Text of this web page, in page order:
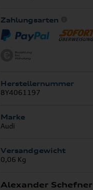
Zahlungsarten
Herstellernummer
8Y4061197
Marke
Audi
Versandgewicht
0,06 Kg
Alexander Schefner